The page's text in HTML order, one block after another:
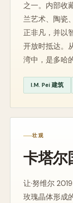
之一。内部收
兰艺术、陶瓷
正非凡，并以
开放时抵达。
湾中，是多哈
I.M. Pei 建筑
壮观
卡塔尔
让·努维尔
玫瑰晶体形成